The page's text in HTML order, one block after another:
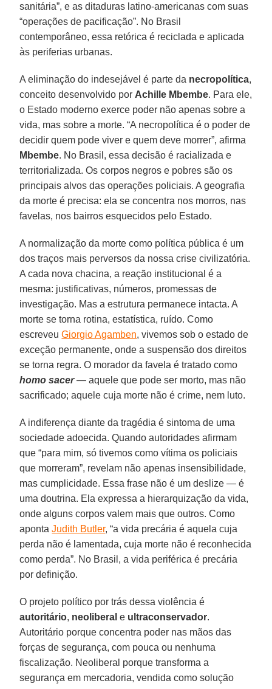
sanitária”, e as ditaduras latino-americanas com suas
“operações de pacificação”. No Brasil
contemporâneo, essa retórica é reciclada e aplicada
às periferias urbanas.
A eliminação do indesejável é parte da necropolítica,
conceito desenvolvido por Achille Mbembe. Para ele,
o Estado moderno exerce poder não apenas sobre a
vida, mas sobre a morte. “A necropolítica é o poder de
decidir quem pode viver e quem deve morrer”, afirma
Mbembe. No Brasil, essa decisão é racializada e
territorializada. Os corpos negros e pobres são os
principais alvos das operações policiais. A geografia
da morte é precisa: ela se concentra nos morros, nas
favelas, nos bairros esquecidos pelo Estado.
A normalização da morte como política pública é um
dos traços mais perversos da nossa crise civilizatória.
A cada nova chacina, a reação institucional é a
mesma: justificativas, números, promessas de
investigação. Mas a estrutura permanece intacta. A
morte se torna rotina, estatística, ruído. Como
escreveuGiorgio Agamben, vivemos sob o estado de
exceção permanente, onde a suspensão dos direitos
se torna regra. O morador da favela é tratado como
homo sacer— aquele que pode ser morto, mas não
sacrificado; aquele cuja morte não é crime, nem luto.
A indiferença diante da tragédia é sintoma de uma
sociedade adoecida. Quando autoridades afirmam
que “para mim, só tivemos como vítima os policiais
que morreram”, revelam não apenas insensibilidade,
mas cumplicidade. Essa frase não é um deslize — é
uma doutrina. Ela expressa a hierarquização da vida,
onde alguns corpos valem mais que outros. Como
apontaJudith Butler, “a vida precária é aquela cuja
perda não é lamentada, cuja morte não é reconhecida
como perda”. No Brasil, a vida periférica é precária
por definição.
O projeto político por trás dessa violência é
autoritário, neoliberal e ultraconservador.
Autoritário porque concentra poder nas mãos das
forças de segurança, com pouca ou nenhuma
fiscalização. Neoliberal porque transforma a
segurança em mercadoria, vendida como solução